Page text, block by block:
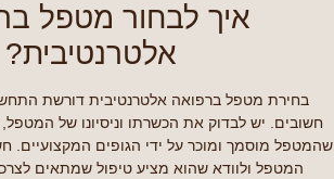
איך לבחור מטפל
אלטרנטיבית?
בחירת מטפל ברפואה אלטרנטיבית דורשת
חשובים. יש לבדוק את הכשרתו וניסיונו של
שהמטפל מוסמך ומוכר על ידי הגופים המקצועיים.
המטפל ולוודא שהוא מציע טיפול שמתאים